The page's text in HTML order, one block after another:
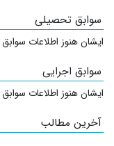
سوابق تحصیلی
ایشان هنوز اطلاعات
سوابق اجرایی
ایشان هنوز اطلاعات
آخرین مطالب